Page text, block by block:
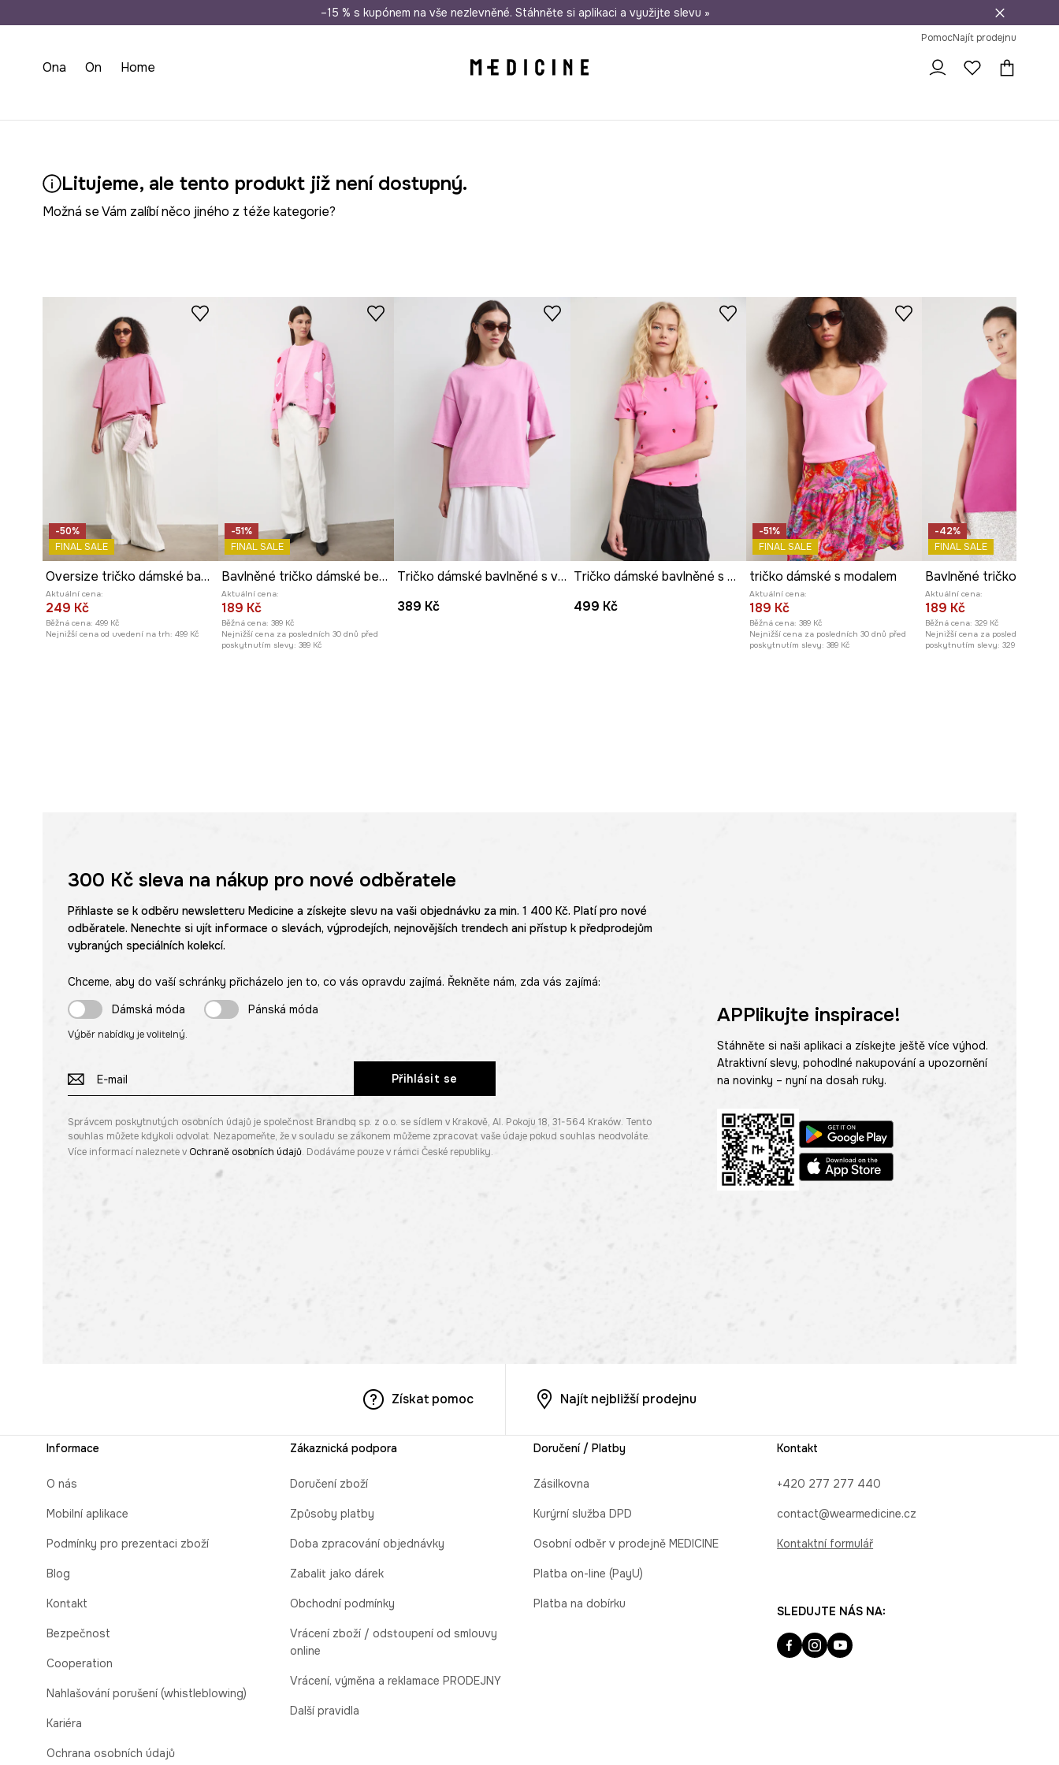
Doprava zdarma při nákupu nad 1 200 Kč Odeslání i do 24 hodin 30 dní na vrácení zboží
–15 % s kupónem na vše nezlevněné. Stáhněte si aplikaci a využijte slevu »
PomocNajít prodejnu
Ona On Home
Litujeme, ale tento produkt již není dostupný.
Možná se Vám zalíbí něco jiného z téže kategorie?
-50%
FINAL SALE
Oversize tričko dámské bavlněné s vybledlým efektem
Aktuální cena:
249 Kč
Běžná cena: 499 Kč
Nejnižší cena od uvedení na trh: 499 Kč
-51%
FINAL SALE
Bavlněné tričko dámské bez vzoru
Aktuální cena:
189 Kč
Běžná cena: 389 Kč
Nejnižší cena za posledních 30 dnů před
poskytnutím slevy: 389 Kč
Tričko dámské bavlněné s vybledlým efektem
389 Kč
Tričko dámské bavlněné s elastanem s ovocným motivem
499 Kč
-51%
FINAL SALE
tričko dámské s modalem
Aktuální cena:
189 Kč
Běžná cena: 389 Kč
Nejnižší cena za posledních 30 dnů před
poskytnutím slevy: 389 Kč
-42%
FINAL SALE
Aktuální cena:
189 Kč
Běžná cena: 329 Kč
Nejnižší cena za posledních 30
poskytnutím slevy: 329 Kč
300 Kčsleva na nákup pro nové odběratele
Přihlaste se k odběru newsletteru Medicine a získejte slevu na vaši objednávku za min. 1 400 Kč. Platí pro nové
odběratele. Nenechte si ujít informace o slevách, výprodejích, nejnovějších trendech ani přístup k předprodejům
vybraných speciálních kolekcí.
Chceme, aby do vaší schránky přicházelo jen to, co vás opravdu zajímá. Řekněte nám, zda vás zajímá:
Dámská móda
Pánská móda
Výběr nabídky je volitelný.
Přihlásit se
Správcem poskytnutých osobních údajů je společnost Brandbq sp. z o.o. se sídlem v Krakově, Al. Pokoju 18, 31-564 Kraków. Tento
souhlas můžete kdykoli odvolat. Nezapomeňte, že v souladu se zákonem můžeme zpracovat vaše údaje pokud souhlas neodvoláte.
Více informací naleznete v Ochraně osobních údajů. Dodáváme pouze v rámci České republiky.
APPlikujte inspirace!
Stáhněte si naši aplikaci a získejte ještě více výhod.
Atraktivní slevy, pohodlné nakupování a upozornění
na novinky – nyní na dosah ruky.
Získat pomoc Najít nejbližší prodejnu
Informace
O nás
Mobilní aplikace
Podmínky pro prezentaci zboží
Blog
Kontakt
Bezpečnost
Cooperation
Nahlašování porušení (whistleblowing)
Kariéra
Ochrana osobních údajů
Zákaznická podpora
Doručení zboží
Způsoby platby
Doba zpracování objednávky
Zabalit jako dárek
Obchodní podmínky
Vrácení zboží / odstoupení od smlouvy
online
Vrácení, výměna a reklamace PRODEJNY
Další pravidla
Doručení / Platby
Zásilkovna
Kurýrní služba DPD
Osobní odběr v prodejně MEDICINE
Platba on-line (PayU)
Platba na dobírku
Kontakt
+420 277 277 440
contact@wearmedicine.cz
Kontaktní formulář
SLEDUJTE NÁS NA: